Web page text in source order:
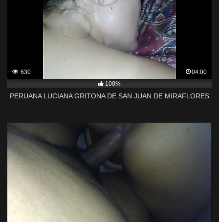
630
04:00
100%
PERUANA LUCIANA GRITONA DE SAN JUAN DE MIRAFLORES